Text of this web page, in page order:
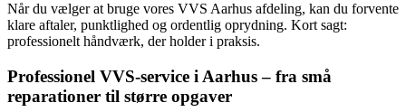
Når du vælger at bruge vores VVS Aarhus afdeling, kan du forvente
klare aftaler, punktlighed og ordentlig oprydning. Kort sagt:
professionelt håndværk, der holder i praksis.
Professionel VVS-service i Aarhus – fra små
reparationer til større opgaver